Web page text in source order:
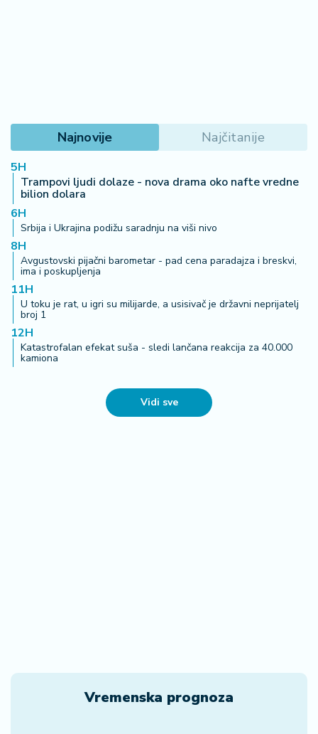
Najnovije Najčitanije
5H
Trampovi ljudi dolaze - nova drama oko nafte vredne
bilion dolara
6H
Srbija i Ukrajina podižu saradnju na viši nivo
8H
Avgustovski pijačni barometar - pad cena paradajza i breskvi,
ima i poskupljenja
11H
U toku je rat, u igri su milijarde, a usisivač je državni neprijatelj
broj 1
12H
Katastrofalan efekat suša - sledi lančana reakcija za 40.000
kamiona
Vidi sve
Vremenska prognoza